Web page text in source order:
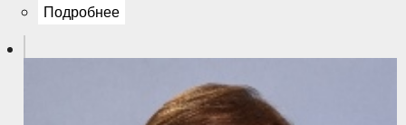
Подробнее